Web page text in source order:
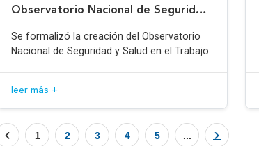
Observatorio Nacional de Seguridad
Se formalizó la creación del Observatorio
Nacional de Seguridad y Salud en el Trabajo.
leer más +
1 2 3 4 5 ...